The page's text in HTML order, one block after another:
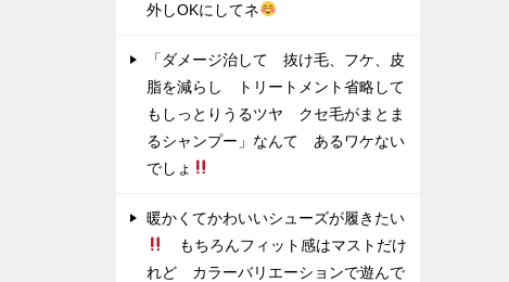
外しOKにしてネ
「ダメージ治して 抜け毛、フケ、皮
脂を減らし トリートメント省略して
もしっとりうるツヤ クセ毛がまとま
るシャンプー」なんて あるワケない
でしょ
暖かくてかわいいシューズが履きたい
もちろんフィット感はマストだけ
れど カラーバリエーションで遊んで